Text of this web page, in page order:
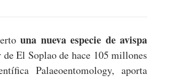
una nueva especie de avispa
El Soplao de hace 105 millones
Palaeoentomology, aporta